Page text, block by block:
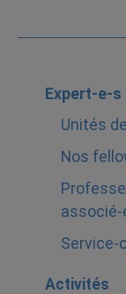
Expert-e-s
Unités
Nos
associé-
Service-
Activités